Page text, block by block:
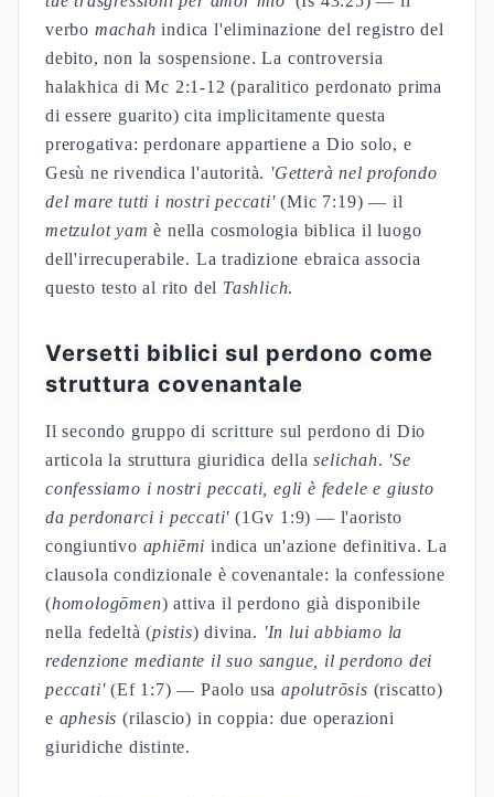
verbo machah indica l'eliminazione del registro del
debito, non la sospensione. La controversia
halakhica di Mc 2:1-12 (paralitico perdonato prima
di essere guarito) cita implicitamente questa
prerogativa: perdonare appartiene a Dio solo, e
Gesù ne rivendica l'autorità. 'Getterà nel profondo
del mare tutti i nostri peccati'(Mic 7:19) — il
metzulot yam è nella cosmologia biblica il luogo
dell'irrecuperabile. La tradizione ebraica associa
questo testo al rito del Tashlich.
Versetti biblici sul perdono come
struttura covenantale
Il secondo gruppo di scritture sul perdono di Dio
articola la struttura giuridica dellaselichah. 'Se
confessiamo i nostri peccati, egli è fedele e giusto
da perdonarci i peccati' (1Gv 1:9) — l'aoristo
congiuntivo aphiēmi indica un'azione definitiva. La
clausola condizionale è covenantale: la confessione
(homologōmen) attiva il perdono già disponibile
nella fedeltà (pistis) divina. 'In lui abbiamo la
redenzione mediante il suo sangue, il perdono dei
peccati'(Ef 1:7) — Paolo usaapolutrōsis (riscatto)
e aphesis (rilascio) in coppia: due operazioni
giuridiche distinte.